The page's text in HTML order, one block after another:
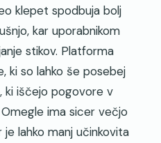
klepet spodbuja bolj
kar uporabnikom
stikov. Platforma
ki so lahko še posebej
ki iščejo pogovore v
ima sicer večjo
lahko manj učinkovita